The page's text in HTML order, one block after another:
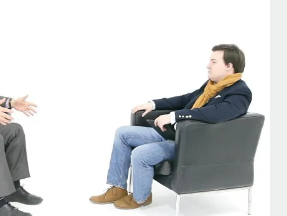
цели образования
— «Мыслить как учёный» #57
СОХРАНИТЬ В ЗАКЛАДКИ
горизонт планирования и как ИИ меняет
и обучения
ученый» Ивар Максутовбеседует сУльяной Раведовской
в эпоху ИИ и почему высшее образование нельзя сводить